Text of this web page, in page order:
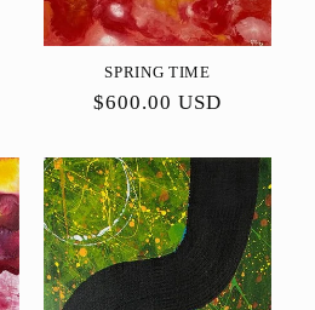
SPRING TIME
Preço
$600.00 USD